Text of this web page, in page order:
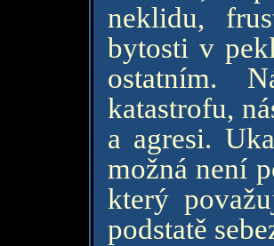
neklidu,
bytosti v
ostatním.
katastrofu,
a agresi.
možná není
který
podstatě